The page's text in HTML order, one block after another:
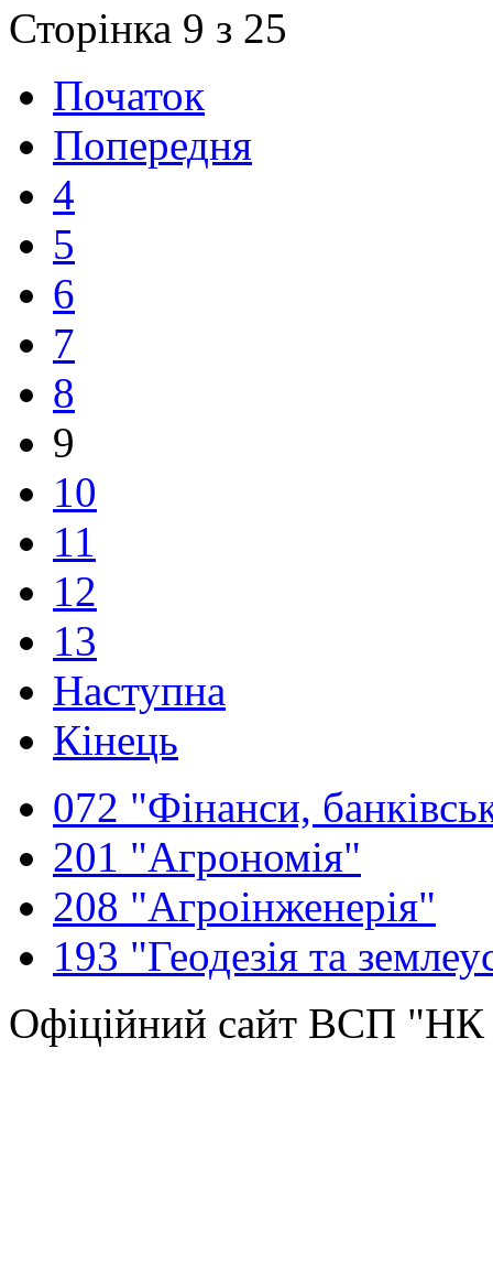
Сторінка 9 з 25
Початок
Попередня
4
5
6
7
8
9
10
11
12
13
Наступна
Кінець
072 "Фінанси,
201 "Агрономія"
208 "Агроінженерія"
193 "Геодезія та
Офіційний сайт ВСП